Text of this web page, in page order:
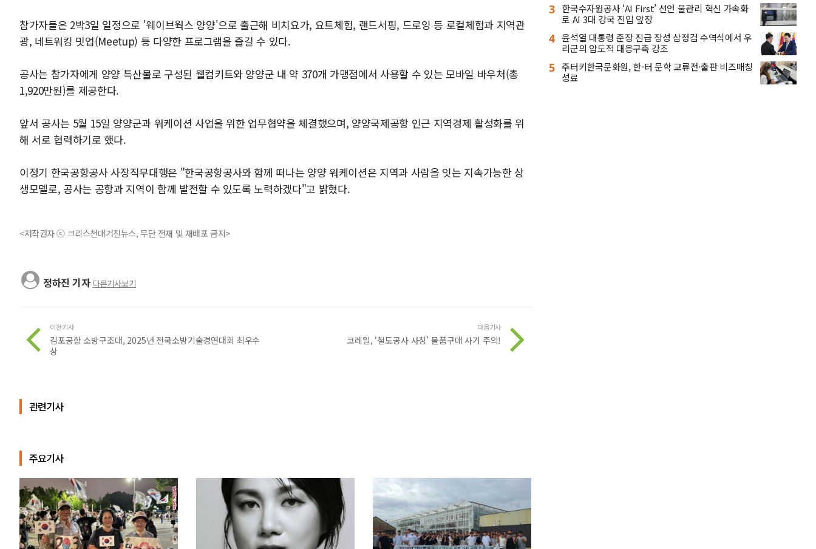
참가자들은 2박3일 일정으로 '웨이브웍스 양양'으로 출근해 비치요가, 요트체험, 랜드서핑, 드로잉 등 로컬체험과 지역관
광, 네트워킹 밋업(Meetup) 등 다양한 프로그램을 즐길 수 있다.
공사는 참가자에게 양양 특산물로 구성된 웰컴키트와 양양군 내 약 370개 가맹점에서 사용할 수 있는 모바일 바우처(총
1,920만원)를 제공한다.
앞서 공사는 5월 15일 양양군과 워케이션 사업을 위한 업무협약을 체결했으며, 양양국제공항 인근 지역경제 활성화를 위
해 서로 협력하기로 했다.
이정기 한국공항공사 사장직무대행은 "한국공항공사와 함께 떠나는 양양 워케이션은 지역과 사람을 잇는 지속가능한 상
생모델로, 공사는 공항과 지역이 함께 발전할 수 있도록 노력하겠다"고 밝혔다.
<저작권자 ⓒ 크리스천매거진뉴스, 무단 전재 및 재배포 금지>
정하진 기자 다른기사보기
이전기사
김포공항 소방구조대, 2025년 전국소방기술경연대회 최우수
상
다음기사
코레일, ‘철도공사 사칭’ 물품구매 사기 주의!
관련기사
주요기사
3 한국수자원공사 ‘AI First’ 선언 물관리 혁신 가속화
로 AI 3대 강국 진입 앞장
4 윤석열 대통령 준장 진급 장성 삼정검 수역식에서 우
리군의 압도적 대응구축 강조
5 주터키한국문화원, 한-터 문학 교류전·출판 비즈매칭
성료